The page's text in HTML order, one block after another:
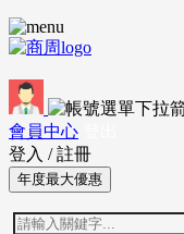
會員中心
登入 / 註冊
年度最大優惠